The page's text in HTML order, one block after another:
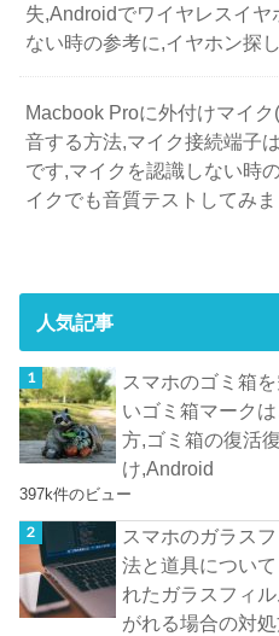
失,Androidでワイヤレスイ
ない時の参考に,イヤホン探
Macbook Proに外付けマイ
音する方法,マイク接続端子
です,マイクを認識しない時
イクでも音質テストしてみま
人気記事
スマホのゴミ箱
いゴミ箱マーク
方,ゴミ箱の復活
け,Android
397k件のビュー
スマホのガラス
法と道具につい
れたガラスフィ
がれる場合の対